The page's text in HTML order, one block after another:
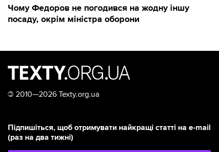
Чому Федоров не погодився на жодну іншу
посаду, окрім міністра оборони
© 2010—2026 Texty.org.ua
Підпишіться, щоб отримувати найкращі статті на e-mail
(раз на два тижні)